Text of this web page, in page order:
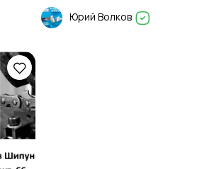
Юрий Волков